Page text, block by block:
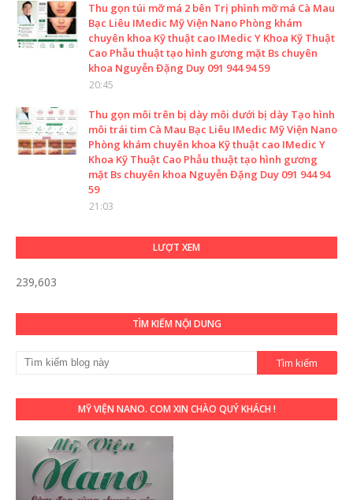
Thu gọn túi mỡ má 2 bên Trị phình mỡ má Cà Mau
Bạc Liêu IMedic Mỹ Viện Nano Phòng khám
chuyên khoa Kỹ thuật cao IMedic Y Khoa Kỹ Thuật
Cao Phẫu thuật tạo hình gương mặt Bs chuyên
khoa Nguyễn Đặng Duy 091 944 94 59
20:45
Thu gọn môi trên bị dày môi dưới bị dày Tạo hình
môi trái tim Cà Mau Bạc Liêu IMedic Mỹ Viện Nano
Phòng khám chuyên khoa Kỹ thuật cao IMedic Y
Khoa Kỹ Thuật Cao Phẫu thuật tạo hình gương
mặt Bs chuyên khoa Nguyễn Đặng Duy 091 944 94
59
21:03
LƯỢT XEM
239,603
TÌM KIẾM NỘI DUNG
MỸ VIỆN NANO. COM XIN CHÀO QUÝ KHÁCH !